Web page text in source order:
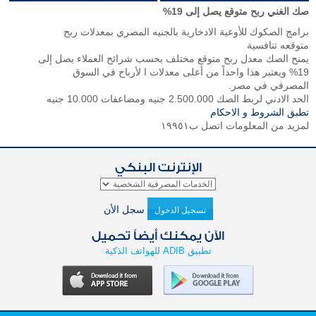
صك الغني ربح متوقع يصل إلى 19%
برامج الصكوك للأوعية الادخارية بالجنيه المصري بمعدلات ربح
متوقعه تنافسية
يمنح الصك معدل ربح متوقع مختلف بحسب شرائح العملاء يصل إلى
19% ويعتبر هذا واحداً من أعلى معدلات ا لأرباح في السوق
المصرفي في مصر.
الحد الادني لربط الصك 2.500.000 جنيه ومضاعفات 10.000 جنيه
تطبق الشروط و الاحكام
لمزيد من المعلومات اتصل ب١٩٩٥١
الإنترنت البنكي
تسجيل الدخول سجل الأن
الآن يمكنك أيضاً تحميل
تطبيق ADIB للهواتف الذكية